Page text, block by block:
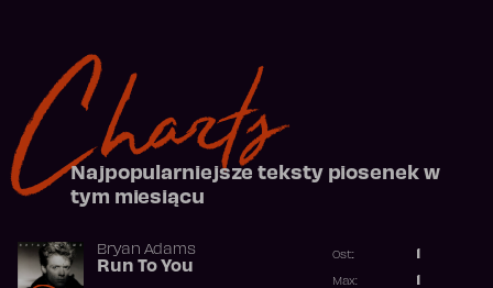
Charts
Najpopularniejsze teksty piosenek w
tym miesiącu
Bryan Adams
Run To You
Ost.:
Max: